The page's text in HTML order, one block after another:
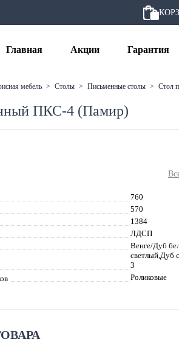
Главная Акции Гарантия
мебель > столы > письменные столы > стол
ПКС-4 (Памир)
760
570
1384
ЛДСП
Венге/Дуб
светлый,Дуб
3
Роликовые